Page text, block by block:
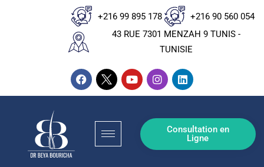
+216 99 895 178
+216 90 560 054
43 RUE 7301 MENZAH 9 TUNIS -
TUNISIE
Consultation en
Ligne